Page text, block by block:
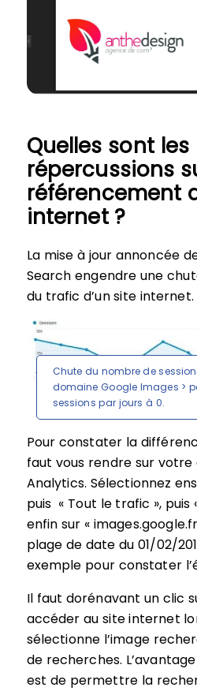
Quelles sont les
répercussions
référencement
internet ?
La mise à jour annoncée
Search engendre une
du trafic d’un site internet.
Chute du nombre de
domaine Google Images >
sessions par jours à 0.
Pour constater la
faut vous rendre sur
Analytics. Sélectionnez
puis « Tout le trafic », puis
enfin sur «
plage de date du 01/02/
exemple pour constater
Il faut dorénavant un clic
accéder au site internet
sélectionne l’image
de recherches.
est de permettre la